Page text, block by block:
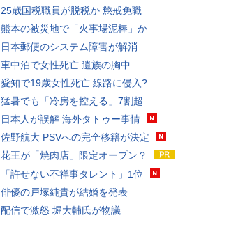
25歳国税職員が脱税か 懲戒免職
熊本の被災地で「火事場泥棒」か
日本郵便のシステム障害が解消
車中泊で女性死亡 遺族の胸中
愛知で19歳女性死亡 線路に侵入?
猛暑でも「冷房を控える」7割超
日本人が誤解 海外タトゥー事情
佐野航大 PSVへの完全移籍が決定
花王が「焼肉店」限定オープン？
「許せない不祥事タレント」1位
俳優の戸塚純貴が結婚を発表
配信で激怒 堀大輔氏が物議